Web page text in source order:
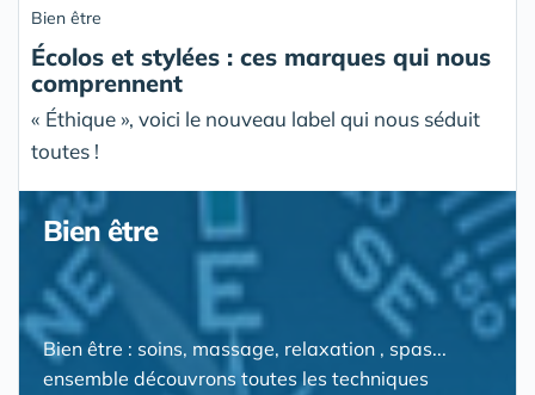
Bien être
Écolos et stylées : ces marques qui nous
comprennent
« Éthique », voici le nouveau label qui nous séduit
toutes !
Bien être
Bien être : soins, massage, relaxation , spas...
ensemble découvrons toutes les techniques